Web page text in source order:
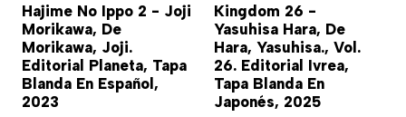
Hajime No Ippo 2 - Joji
Morikawa, De
Morikawa, Joji.
Editorial Planeta, Tapa
Blanda En Español,
2023
Kingdom 26 -
Yasuhisa Hara, De
Hara, Yasuhisa., Vol.
26. Editorial Ivrea,
Tapa Blanda En
Japonés, 2025